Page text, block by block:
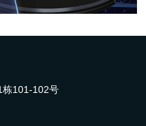
栋101-102号